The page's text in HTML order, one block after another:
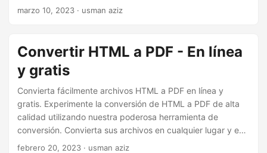
marzo 10, 2023 · usman aziz
Convertir HTML a PDF - En línea
y gratis
Convierta fácilmente archivos HTML a PDF en línea y
gratis. Experimente la conversión de HTML a PDF de alta
calidad utilizando nuestra poderosa herramienta de
conversión. Convierta sus archivos en cualquier lugar y en
cualquier momento.
febrero 20, 2023 · usman aziz